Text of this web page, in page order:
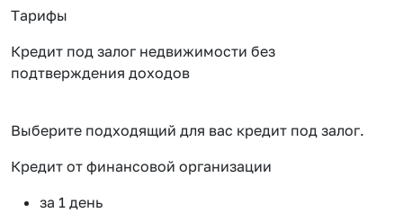
Тарифы
Кредит под залог недвижимости без
подтверждения доходов
Выберите подходящий для вас кредит под залог.
Кредит от финансовой организации
за 1 день